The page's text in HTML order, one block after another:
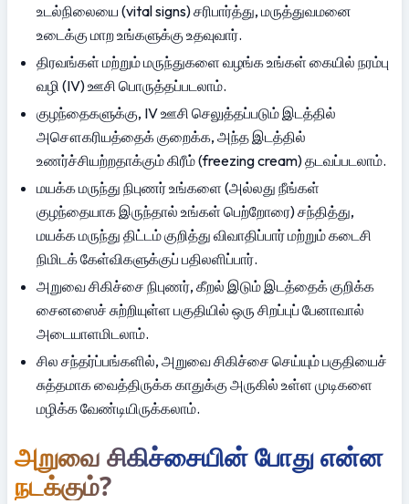
உடல்நிலையை (vital signs) சரிபார்த்து, மருத்துவமனை
உடைக்கு மாற உங்களுக்கு உதவுவார்.
திரவங்கள் மற்றும் மருந்துகளை வழங்க உங்கள் கையில் நரம்பு
வழி (IV) ஊசி பொருத்தப்படலாம்.
குழந்தைகளுக்கு, IV ஊசி செலுத்தப்படும் இடத்தில்
அசௌகரியத்தைக் குறைக்க, அந்த இடத்தில்
உணர்ச்சியற்றதாக்கும் கிரீம் (freezing cream) தடவப்படலாம்.
மயக்க மருந்து நிபுணர் உங்களை (அல்லது நீங்கள்
குழந்தையாக இருந்தால் உங்கள் பெற்றோரை) சந்தித்து,
மயக்க மருந்து திட்டம் குறித்து விவாதிப்பார் மற்றும் கடைசி
நிமிடக் கேள்விகளுக்குப் பதிலளிப்பார்.
அறுவை சிகிச்சை நிபுணர், கீறல் இடும் இடத்தைக் குறிக்க
சைனஸைச் சுற்றியுள்ள பகுதியில் ஒரு சிறப்புப் பேனாவால்
அடையாளமிடலாம்.
சில சந்தர்ப்பங்களில், அறுவை சிகிச்சை செய்யும் பகுதியைச்
சுத்தமாக வைத்திருக்க காதுக்கு அருகில் உள்ள முடிகளை
மழிக்க வேண்டியிருக்கலாம்.
அறுவை சிகிச்சையின் போது என்ன
நடக்கும்?